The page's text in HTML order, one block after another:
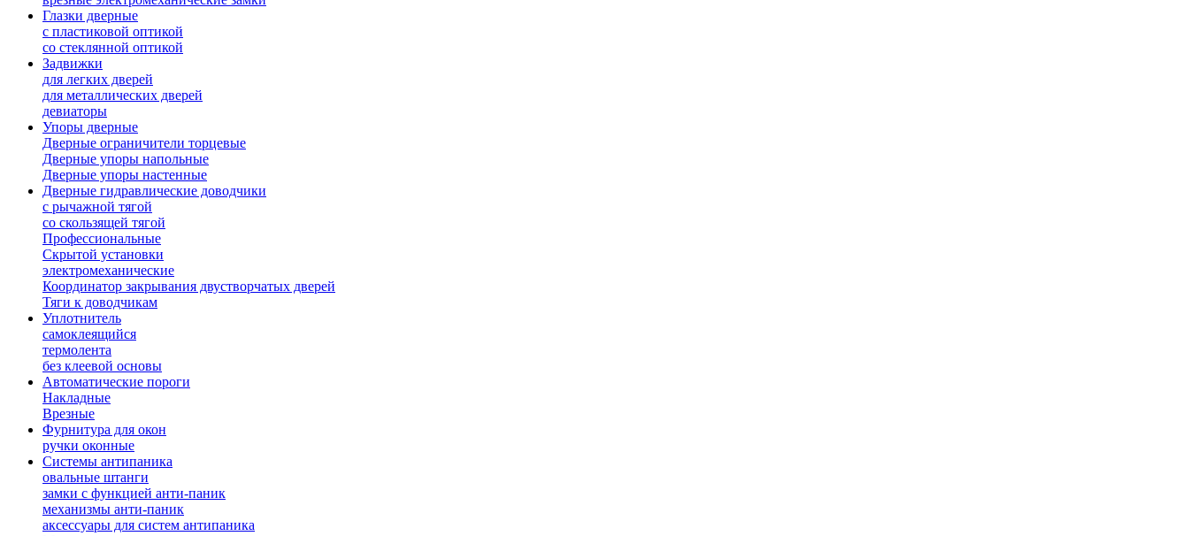
Глазки дверные
с пластиковой оптикой
со стеклянной оптикой
Задвижки
для легких дверей
для металлических дверей
девиаторы
Упоры дверные
Дверные ограничители торцевые
Дверные упоры напольные
Дверные упоры настенные
Дверные гидравлические доводчики
с рычажной тягой
со скользящей тягой
Профессиональные
Скрытой установки
электромеханические
Координатор закрывания двустворчатых дверей
Тяги к доводчикам
Уплотнитель
самоклеящийся
термолента
без клеевой основы
Автоматические пороги
Накладные
Врезные
Фурнитура для окон
ручки оконные
Системы антипаника
овальные штанги
замки с функцией анти-паник
механизмы анти-паник
аксессуары для систем антипаника